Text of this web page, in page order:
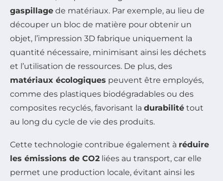
gaspillage de matériaux. Par exemple, au lieu de
découper un bloc de matière pour obtenir un
objet, l’impression 3D fabrique uniquement la
quantité nécessaire, minimisant ainsi les déchets
et l’utilisation de ressources. De plus, des
matériaux écologiques peuvent être employés,
comme des plastiques biodégradables ou des
composites recyclés, favorisant la durabilité tout
au long du cycle de vie des produits.
Cette technologie contribue également à réduire
les émissions de CO2 liées au transport, car elle
permet une production locale, évitant ainsi les